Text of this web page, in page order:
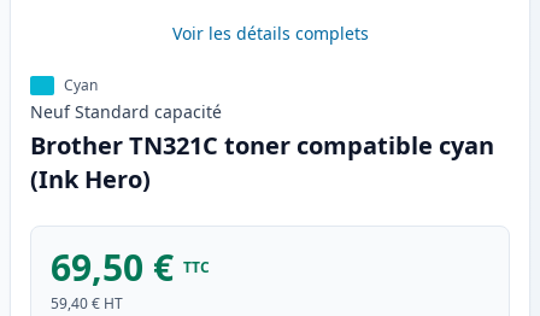
Voir les détails complets
Cyan
Neuf Standard capacité
Brother TN321C toner compatible cyan
(Ink Hero)
69,50 € TTC
59,40 € HT